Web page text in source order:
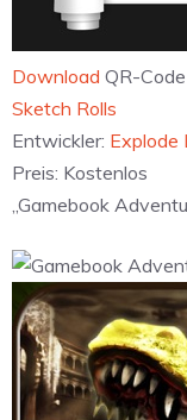
Download QR-Code
Sketch Rolls
Entwickler: Explode
Preis: Kostenlos
„Gamebook